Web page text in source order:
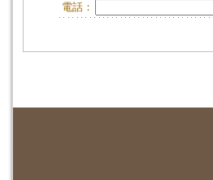
電話：